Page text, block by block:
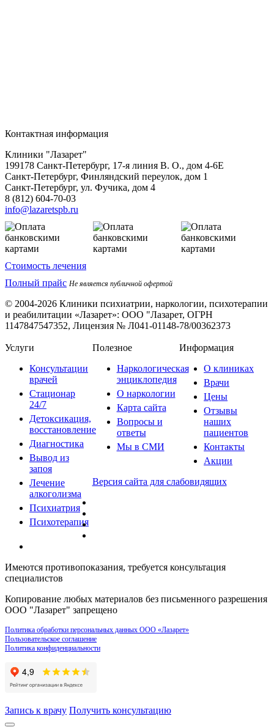
Контактная информация
Клиники "Лазарет"
199178 Санкт-Петербург, 17-я линия В. О., дом 4-6Е
Санкт-Петербург, Финляндский переулок, дом 1
Санкт-Петербург, ул. Фучика, дом 4
8 (812) 604-70-03
info@lazaretspb.ru
Стоимость лечения
Полный прайс Не является публичной офертой
© 2004-2026 Клиники психиатрии, наркологии, психотерапии
и реабилитации «Лазарет»: ООО "Лазарет, ОГРН
1147847547352, Лицензия № Л041-01148-78/00362373
Услуги
Консультации
врачей
Стационар
24/7
Детоксикация,
восстановление
Диагностика
Вывод из
запоя
Лечение
алкоголизма
Психиатрия
Психотерапия
Полезное
Наркологическая
энциклопедия
О наркологии
Карта сайта
Вопросы и
ответы
Мы в СМИ
Информация
О клиниках
Врачи
Цены
Отзывы
наших
пациентов
Контакты
Акции
Версия сайта для слабовидящих
Имеются противопоказания, требуется консультация
специалистов
Копирование любых материалов без письменного разрешения
ООО "Лазарет" запрещено
Политика обработки персональных данных ООО «Лазарет»
Пользовательское соглашение
Политика конфиденциальности
Запись к врачу Получить консультацию